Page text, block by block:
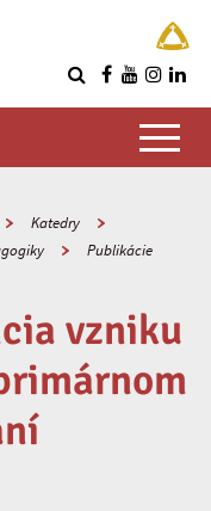
Katedry
Publikácie
vzniku